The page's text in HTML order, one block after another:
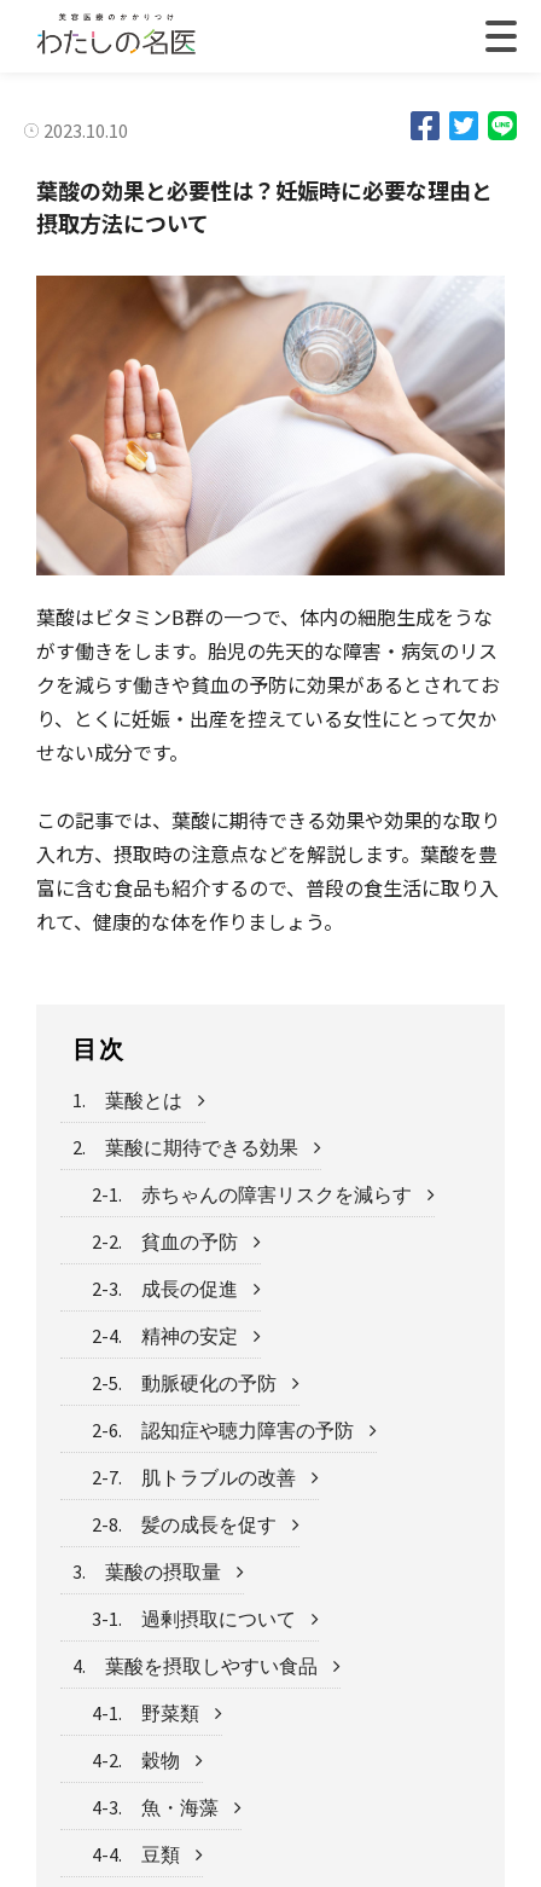
2023.10.10
葉酸の効果と必要性は？妊娠時に必要な理由と
摂取方法について
葉酸はビタミンB群の一つで、体内の細胞生成をうな
がす働きをします。胎児の先天的な障害・病気のリス
クを減らす働きや貧血の予防に効果があるとされてお
り、とくに妊娠・出産を控えている女性にとって欠か
せない成分です。
この記事では、葉酸に期待できる効果や効果的な取り
入れ方、摂取時の注意点などを解説します。葉酸を豊
富に含む食品も紹介するので、普段の食生活に取り入
れて、健康的な体を作りましょう。
目次
1. 葉酸とは
2. 葉酸に期待できる効果
2-1. 赤ちゃんの障害リスクを減らす
2-2. 貧血の予防
2-3. 成長の促進
2-4. 精神の安定
2-5. 動脈硬化の予防
2-6. 認知症や聴力障害の予防
2-7. 肌トラブルの改善
2-8. 髪の成長を促す
3. 葉酸の摂取量
3-1. 過剰摂取について
4. 葉酸を摂取しやすい食品
4-1. 野菜類
4-2. 穀物
4-3. 魚・海藻
4-4. 豆類